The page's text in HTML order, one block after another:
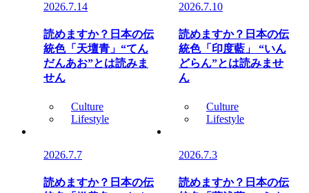
2026.7.14
読めますか？日本の伝
統色「天壇青」“てん
だんあお”とは読みま
せん
Culture
Lifestyle
2026.7.10
読めますか？日本の伝
統色「印度藍」 “いん
どらん”とは読みませ
ん
Culture
Lifestyle
2026.7.7
読めますか？日本の伝
2026.7.3
読めますか？日本の伝